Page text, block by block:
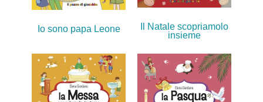
Io sono papa Leone
Il Natale scopriamolo
insieme